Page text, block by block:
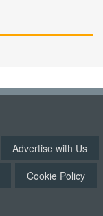
Advertise with Us
Cookie Policy